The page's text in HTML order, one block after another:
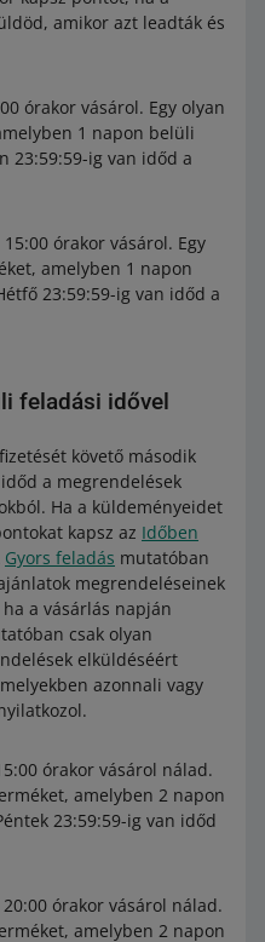
amikor azt leadták és
órakor vásárol. Egy olyan
1 napon belüli
23:59:59-ig van időd a
órakor vásárol. Egy
amelyben 1 napon
23:59:59-ig van időd a
feladási idővel
követő második
a megrendelések
Ha a küldeményeidet
kapsz az Időben
Gyors feladás mutatóban
megrendeléseinek
a vásárlás napján
csak olyan
elküldéséért
azonnali vagy
órakor vásárol nálad.
amelyben 2 napon
23:59:59-ig van időd
órakor vásárol nálad.
amelyben 2 napon